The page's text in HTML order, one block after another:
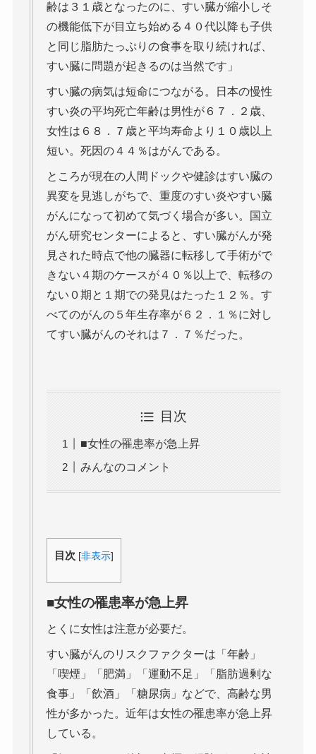
齢は３１歳となったのに、すい臓が縮小しそ
の機能低下が目立ち始める４０代以降も子供
と同じ脂肪たっぷりの食事を取り続ければ、
すい臓に問題が起きるのは当然です」
すい臓の病気は短命につながる。日本の慢性
すい炎の平均死亡年齢は男性が６７．２歳、
女性は６８．７歳と平均寿命より１０歳以上
短い。死因の４４％はがんである。
ところが現在の人間ドックや健診はすい臓の
異変を見逃しがちで、重度のすい炎やすい臓
がんになって初めて気づく場合が多い。国立
がん研究センターによると、すい臓がんが発
見された時点で他の臓器に転移して手術がで
きない４期のケースが４０％以上で、転移の
ない０期と１期での発見はたった１２％。す
べてのがんの５年生存率が６２．１％に対し
てすい臓がんのそれは７．７％だった。
目次
■女性の罹患率が急上昇
みんなのコメント
目次 [非表示]
■女性の罹患率が急上昇
とくに女性は注意が必要だ。
すい臓がんのリスクファクターは「年齢」
「喫煙」「肥満」「運動不足」「脂肪過剰な
食事」「飲酒」「糖尿病」などで、高齢な男
性が多かった。近年は女性の罹患率が急上昇
している。